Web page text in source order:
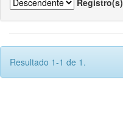
Registro(s)
Resultado 1-1 de 1.